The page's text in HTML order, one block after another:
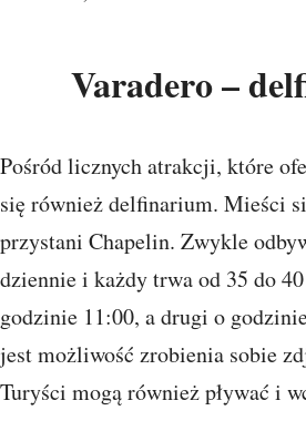
Varadero –
Pośród licznych atrakcji, które
się również delfinarium. Mieści
przystani Chapelin. Zwykle
dziennie i każdy trwa od 35 do
godzinie 11:00, a drugi o
jest możliwość zrobienia sobie
Turyści mogą również pływać i